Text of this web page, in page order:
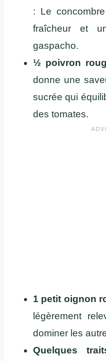
: Le
fraîcheur et
gaspacho.
½ poivron
donne une
sucrée qui
des tomates.
1 petit oignon
légèrement
dominer les
Quelques